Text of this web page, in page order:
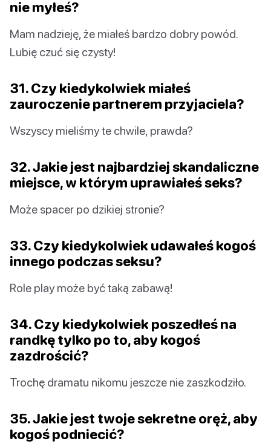
nie myłeś?
Mam nadzieję, że miałeś bardzo dobry powód.
Lubię czuć się czysty!
31. Czy kiedykolwiek miałeś
zauroczenie partnerem przyjaciela?
Wszyscy mieliśmy te chwile, prawda?
32. Jakie jest najbardziej skandaliczne
miejsce, w którym uprawiałeś seks?
Może spacer po dzikiej stronie?
33. Czy kiedykolwiek udawałeś kogoś
innego podczas seksu?
Role play może być taką zabawą!
34. Czy kiedykolwiek poszedłeś na
randkę tylko po to, aby kogoś
zazdrościć?
Trochę dramatu nikomu jeszcze nie zaszkodziło.
35. Jakie jest twoje sekretne oręż, aby
kogoś podniecić?